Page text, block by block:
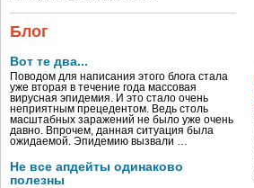
Блог
Вот те два...
Поводом для написания этого блога стала
уже вторая в течение года массовая
вирусная эпидемия. И это стало очень
неприятным прецедентом. Ведь столь
масштабных заражений не было уже очень
давно. Впрочем, данная ситуация была
ожидаемой. Эпидемию вызвали …
Не все апдейты одинаково
полезны